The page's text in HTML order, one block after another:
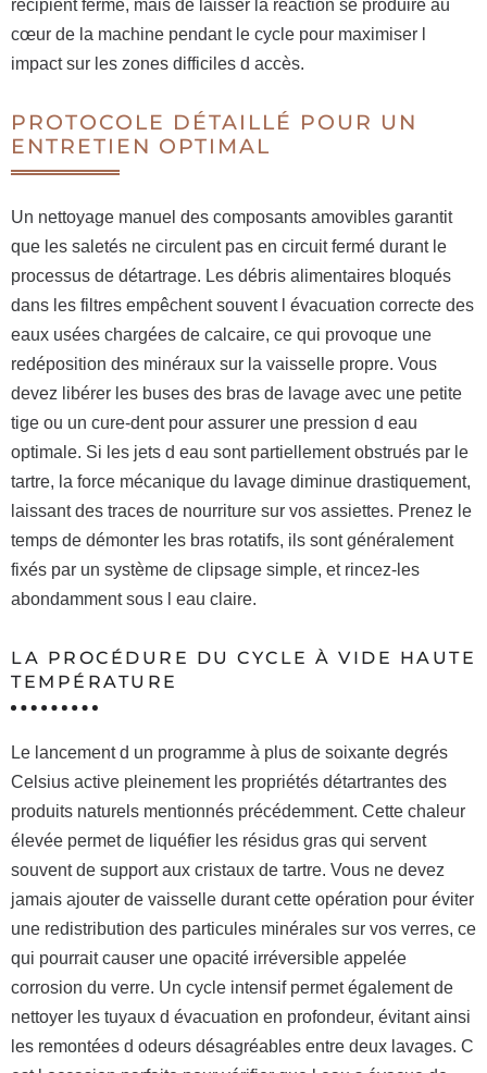
récipient fermé, mais de laisser la réaction se produire au
cœur de la machine pendant le cycle pour maximiser l
impact sur les zones difficiles d accès.
PROTOCOLE DÉTAILLÉ POUR UN
ENTRETIEN OPTIMAL
Un nettoyage manuel des composants amovibles garantit
que les saletés ne circulent pas en circuit fermé durant le
processus de détartrage. Les débris alimentaires bloqués
dans les filtres empêchent souvent l évacuation correcte des
eaux usées chargées de calcaire, ce qui provoque une
redéposition des minéraux sur la vaisselle propre. Vous
devez libérer les buses des bras de lavage avec une petite
tige ou un cure-dent pour assurer une pression d eau
optimale. Si les jets d eau sont partiellement obstrués par le
tartre, la force mécanique du lavage diminue drastiquement,
laissant des traces de nourriture sur vos assiettes. Prenez le
temps de démonter les bras rotatifs, ils sont généralement
fixés par un système de clipsage simple, et rincez-les
abondamment sous l eau claire.
LA PROCÉDURE DU CYCLE À VIDE HAUTE
TEMPÉRATURE
Le lancement d un programme à plus de soixante degrés
Celsius active pleinement les propriétés détartrantes des
produits naturels mentionnés précédemment. Cette chaleur
élevée permet de liquéfier les résidus gras qui servent
souvent de support aux cristaux de tartre. Vous ne devez
jamais ajouter de vaisselle durant cette opération pour éviter
une redistribution des particules minérales sur vos verres, ce
qui pourrait causer une opacité irréversible appelée
corrosion du verre. Un cycle intensif permet également de
nettoyer les tuyaux d évacuation en profondeur, évitant ainsi
les remontées d odeurs désagréables entre deux lavages. C